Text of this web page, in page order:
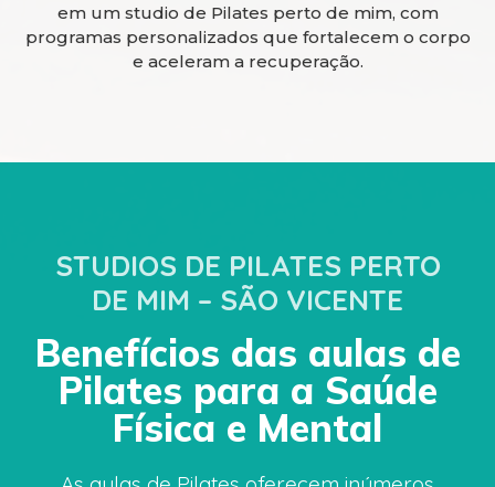
em um studio de Pilates perto de mim, com
programas personalizados que fortalecem o corpo
e aceleram a recuperação.
STUDIOS DE PILATES PERTO
DE MIM – SÃO VICENTE
Benefícios das aulas de
Pilates para a Saúde
Física e Mental